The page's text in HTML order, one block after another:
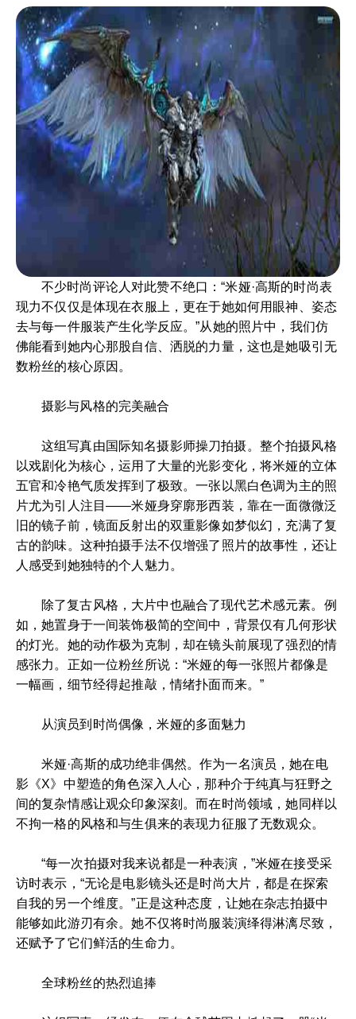
不少时尚评论人对此赞不绝口：“米娅·高斯的时尚表
现力不仅仅是体现在衣服上，更在于她如何用眼神、姿态
去与每一件服装产生化学反应。”从她的照片中，我们仿
佛能看到她内心那股自信、洒脱的力量，这也是她吸引无
数粉丝的核心原因。
摄影与风格的完美融合
这组写真由国际知名摄影师操刀拍摄。整个拍摄风格
以戏剧化为核心，运用了大量的光影变化，将米娅的立体
五官和冷艳气质发挥到了极致。一张以黑白色调为主的照
片尤为引人注目——米娅身穿廓形西装，靠在一面微微泛
旧的镜子前，镜面反射出的双重影像如梦似幻，充满了复
古的韵味。这种拍摄手法不仅增强了照片的故事性，还让
人感受到她独特的个人魅力。
除了复古风格，大片中也融合了现代艺术感元素。例
如，她置身于一间装饰极简的空间中，背景仅有几何形状
的灯光。她的动作极为克制，却在镜头前展现了强烈的情
感张力。正如一位粉丝所说：“米娅的每一张照片都像是
一幅画，细节经得起推敲，情绪扑面而来。”
从演员到时尚偶像，米娅的多面魅力
米娅·高斯的成功绝非偶然。作为一名演员，她在电
影《X》中塑造的角色深入人心，那种介于纯真与狂野之
间的复杂情感让观众印象深刻。而在时尚领域，她同样以
不拘一格的风格和与生俱来的表现力征服了无数观众。
“每一次拍摄对我来说都是一种表演，”米娅在接受采
访时表示，“无论是电影镜头还是时尚大片，都是在探索
自我的另一个维度。”正是这种态度，让她在杂志拍摄中
能够如此游刃有余。她不仅将时尚服装演绎得淋漓尽致，
还赋予了它们鲜活的生命力。
全球粉丝的热烈追捧